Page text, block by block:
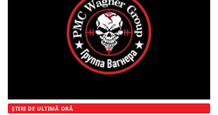
ȘTIRI DE ULTIMĂ ORĂ